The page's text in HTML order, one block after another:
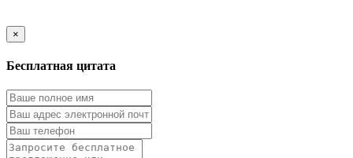
×
Бесплатная цитата